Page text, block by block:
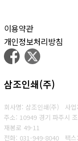
이용약관
개인정보처리방침
삼조인쇄(주)
회사명: 삼조인쇄(주) 사
주소: 10949 경기 파주시
재봉로 49-11
전화: 031-949-8040
팩